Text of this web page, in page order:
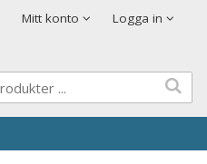
Mitt konto Logga in